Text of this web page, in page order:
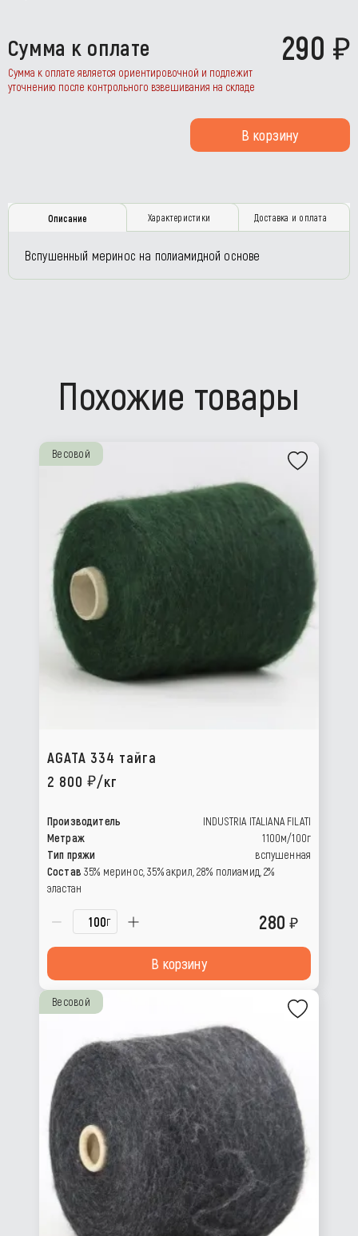
Сумма к оплате 290
Сумма к оплате является ориентировочной и подлежит
уточнению после контрольного взвешивания на складе
В корзину
Описание Характеристики Доставка и оплата
Вспушенный меринос на полиамидной основе
Похожие товары
Весовой
AGATA 334 тайга
2 800
/кг
Производитель
INDUSTRIA ITALIANA FILATI
Метраж
1100м/100г
Тип пряжи
вспушенная
Состав 35% меринос, 35% акрил, 28% полиамид, 2%
эластан
г 280
В корзину
Весовой